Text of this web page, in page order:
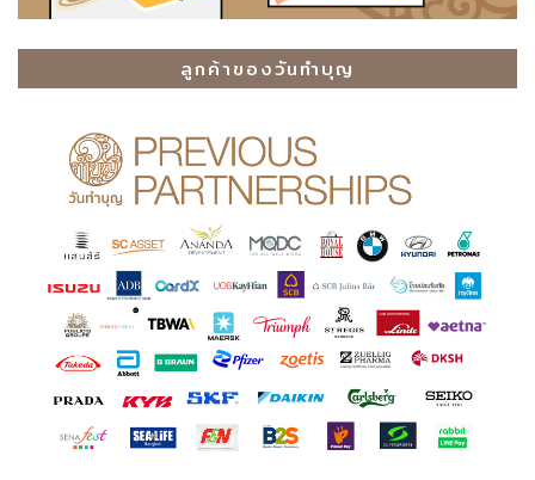
ลูกค้าของวันทำบุญ